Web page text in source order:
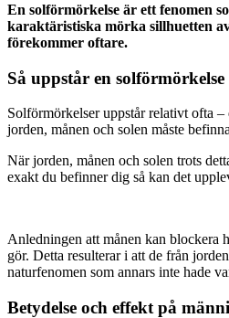
En solförmörkelse är ett fenomen
karaktäristiska mörka sillhuetten
förekommer oftare.
Så uppstår en solförmörkelse
Solförmörkelser uppstår relativt ofta
jorden, månen och solen måste
När jorden, månen och solen trots
exakt du befinner dig så kan det
Anledningen att månen kan blockera
gör. Detta resulterar i att de från
naturfenomen som annars inte hade
Betydelse och effekt på